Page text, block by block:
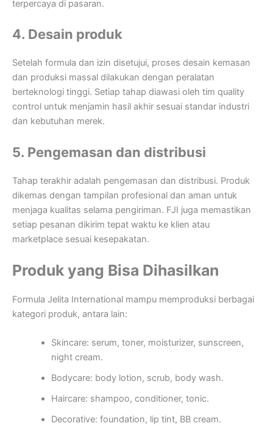
terpercaya di pasaran.
4. Desain produk
Setelah formula dan izin disetujui, proses desain kemasan
dan produksi massal dilakukan dengan peralatan
berteknologi tinggi. Setiap tahap diawasi oleh tim quality
control untuk menjamin hasil akhir sesuai standar industri
dan kebutuhan merek.
5. Pengemasan dan distribusi
Tahap terakhir adalah pengemasan dan distribusi. Produk
dikemas dengan tampilan profesional dan aman untuk
menjaga kualitas selama pengiriman. FJI juga memastikan
setiap pesanan dikirim tepat waktu ke klien atau
marketplace sesuai kesepakatan.
Produk yang Bisa Dihasilkan
Formula Jelita International mampu memproduksi berbagai
kategori produk, antara lain:
Skincare: serum, toner, moisturizer, sunscreen,
night cream.
Bodycare: body lotion, scrub, body wash.
Haircare: shampoo, conditioner, tonic.
Decorative: foundation, lip tint, BB cream.